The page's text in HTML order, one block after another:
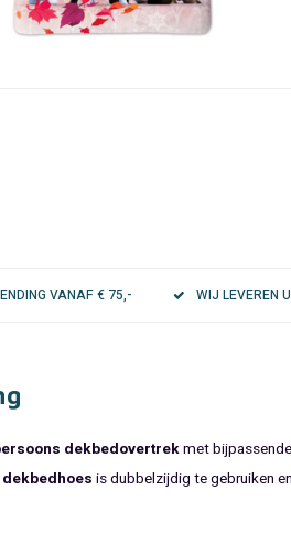
VANAF € 75,- WIJ LEVEREN
dekbedovertrekmet
is dubbelzijdig te gebruiken